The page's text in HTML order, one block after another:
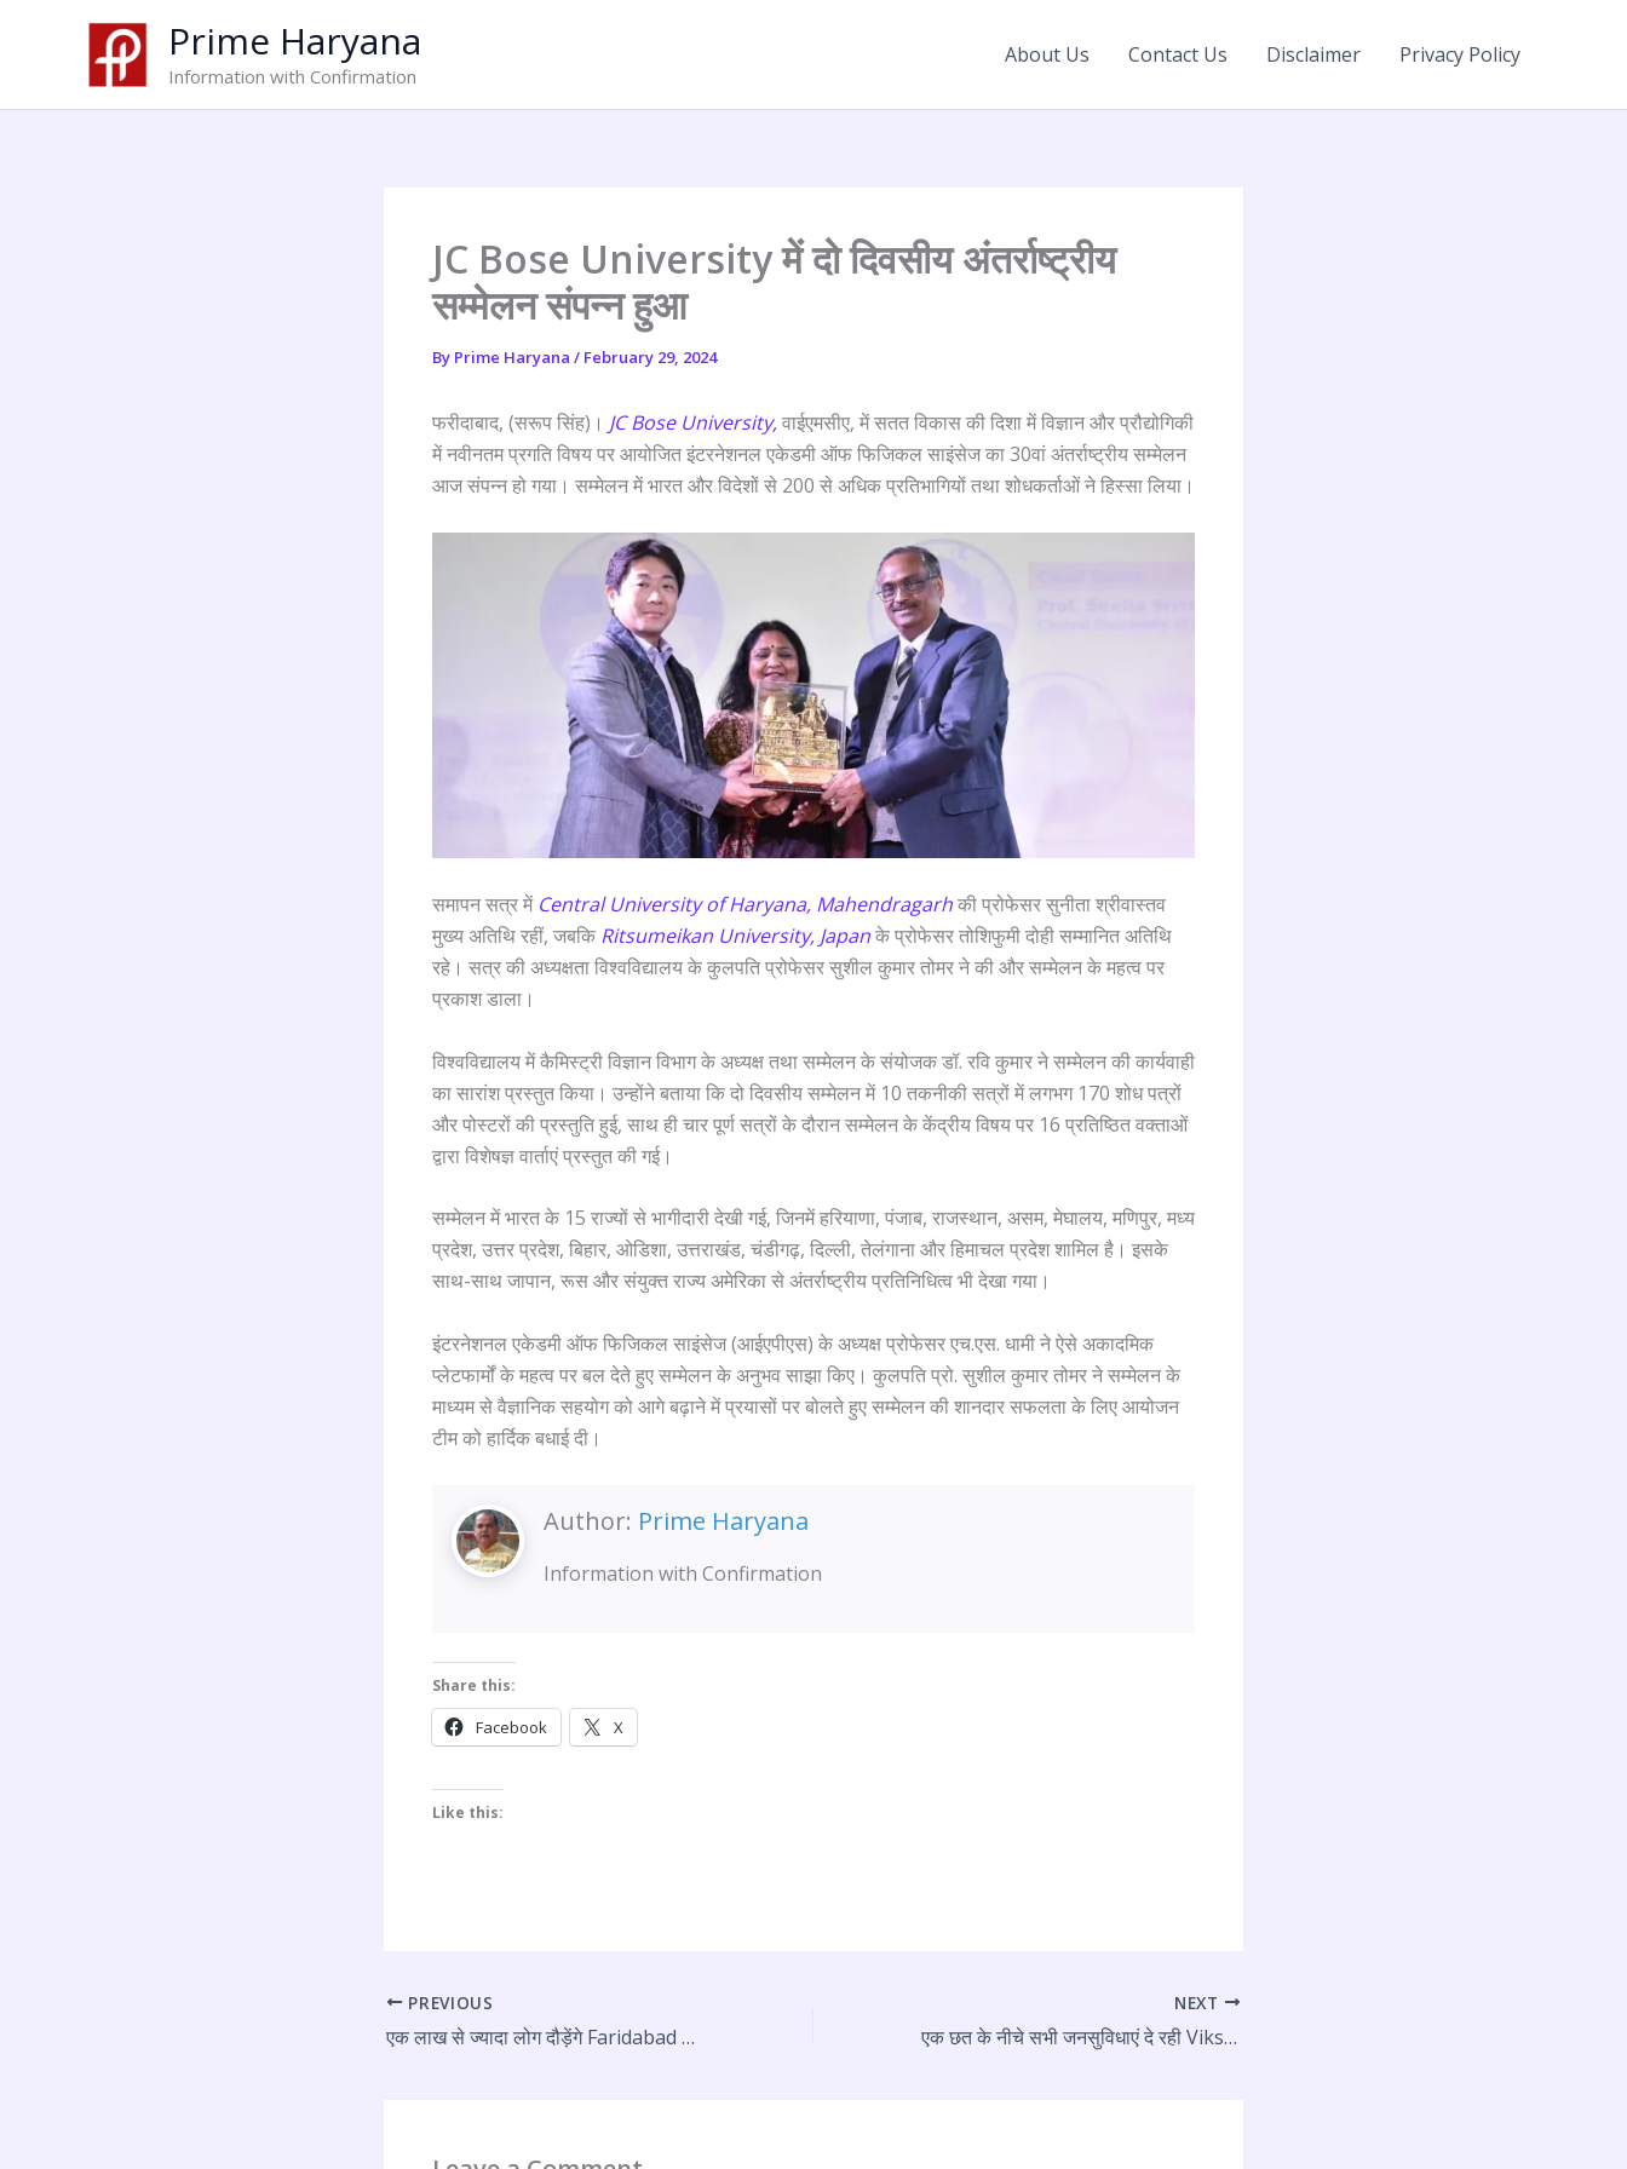
Prime Haryana
Information with Confirmation
About Us Contact Us Disclaimer Privacy Policy
JC Bose University में दो दिवसीय अंतर्राष्ट्रीय
सम्मेलन संपन्न हुआ
By Prime Haryana / February 29, 2024
फरीदाबाद, (सरूप सिंह)। JC Bose University,वाईएमसीए, में सतत विकास की दिशा में विज्ञान और प्रौद्योगिकी
में नवीनतम प्रगति विषय पर आयोजित इंटरनेशनल एकेडमी ऑफ फिजिकल साइंसेज का 30वां अंतर्राष्ट्रीय सम्मेलन
आज संपन्न हो गया। सम्मेलन में भारत और विदेशों से 200 से अधिक प्रतिभागियों तथा शोधकर्ताओं ने हिस्सा लिया।
समापन सत्र में Central University of Haryana, Mahendragarhकी प्रोफेसर सुनीता श्रीवास्तव
मुख्य अतिथि रहीं, जबकि Ritsumeikan University, Japanके प्रोफेसर तोशिफुमी दोही सम्मानित अतिथि
रहे। सत्र की अध्यक्षता विश्वविद्यालय के कुलपति प्रोफेसर सुशील कुमार तोमर ने की और सम्मेलन के महत्व पर
प्रकाश डाला।
विश्वविद्यालय में कैमिस्ट्री विज्ञान विभाग के अध्यक्ष तथा सम्मेलन के संयोजक डॉ. रवि कुमार ने सम्मेलन की कार्यवाही
का सारांश प्रस्तुत किया। उन्होंने बताया कि दो दिवसीय सम्मेलन में 10 तकनीकी सत्रों में लगभग 170 शोध पत्रों
और पोस्टरों की प्रस्तुति हुई, साथ ही चार पूर्ण सत्रों के दौरान सम्मेलन के केंद्रीय विषय पर 16 प्रतिष्ठित वक्ताओं
द्वारा विशेषज्ञ वार्ताएं प्रस्तुत की गई।
सम्मेलन में भारत के 15 राज्यों से भागीदारी देखी गई, जिनमें हरियाणा, पंजाब, राजस्थान, असम, मेघालय, मणिपुर, मध्य
प्रदेश, उत्तर प्रदेश, बिहार, ओडिशा, उत्तराखंड, चंडीगढ़, दिल्ली, तेलंगाना और हिमाचल प्रदेश शामिल है। इसके
साथ-साथ जापान, रूस और संयुक्त राज्य अमेरिका से अंतर्राष्ट्रीय प्रतिनिधित्व भी देखा गया।
इंटरनेशनल एकेडमी ऑफ फिजिकल साइंसेज (आईएपीएस) के अध्यक्ष प्रोफेसर एच.एस. धामी ने ऐसे अकादमिक
प्लेटफार्मों के महत्व पर बल देते हुए सम्मेलन के अनुभव साझा किए। कुलपति प्रो. सुशील कुमार तोमर ने सम्मेलन के
माध्यम से वैज्ञानिक सहयोग को आगे बढ़ाने में प्रयासों पर बोलते हुए सम्मेलन की शानदार सफलता के लिए आयोजन
टीम को हार्दिक बधाई दी।
Author: Prime Haryana
Information with Confirmation
Share this:
Facebook X
Like this:
PREVIOUS
एक लाख से ज्यादा लोग दौड़ेंगे Faridabad Half Marathon में, तीन दिन शेष
NEXT
एक छत के नीचे सभी जनसुविधाएं दे रही Vikshit Bharat Sankalp Yatra: राजेश नागर